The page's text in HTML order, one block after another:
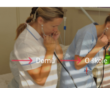
Domů O škole